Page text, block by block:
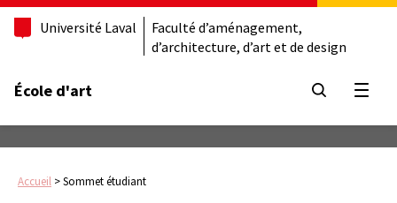
Université Laval
Faculté d’aménagement,
d’architecture, d’art et de design
École d'art
Accueil >Sommet étudiant